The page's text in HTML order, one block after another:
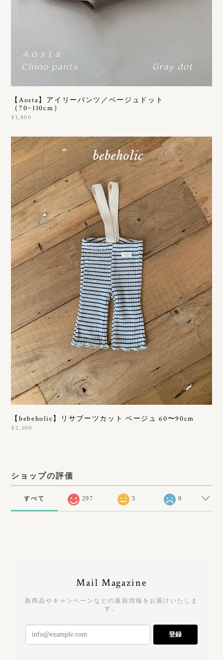
【Aosta】アイリーパンツ／ベージュドット
（70~110cm）
¥1,800
【bebeholic】リサブーツカット ベージュ 60〜90cm
¥2,300
ショップの評価
すべて 297 5 0
Mail Magazine
新商品やキャンペーンなどの最新情報をお届けいたしま
す。
登録